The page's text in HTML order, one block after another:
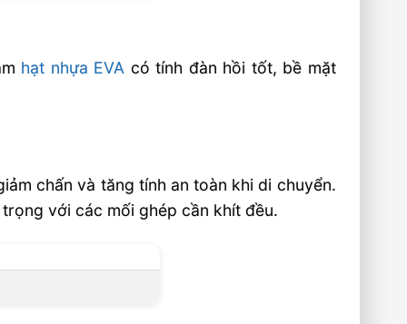
hạt nhựa EVA có tính đàn hồi tốt, bề mặt
chấn và tăng tính an toàn khi di chuyển.
với các mối ghép cần khít đều.